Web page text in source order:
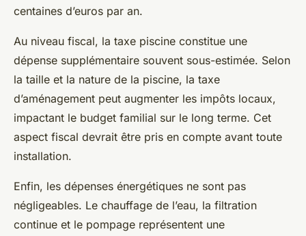
centaines d’euros par an.
Au niveau fiscal, la taxe piscine constitue une
dépense supplémentaire souvent sous-estimée. Selon
la taille et la nature de la piscine, la taxe
d’aménagement peut augmenter les impôts locaux,
impactant le budget familial sur le long terme. Cet
aspect fiscal devrait être pris en compte avant toute
installation.
Enfin, les dépenses énergétiques ne sont pas
négligeables. Le chauffage de l’eau, la filtration
continue et le pompage représentent une